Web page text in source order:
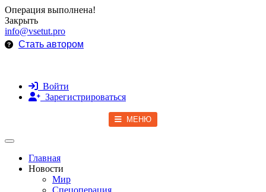
Операция выполнена!
Закрыть
info@vsetut.pro
Стать автором
Войти
Зарегистрироваться
МЕНЮ
Toggle navigation
Главная
Новости
Мир
Спецоперация